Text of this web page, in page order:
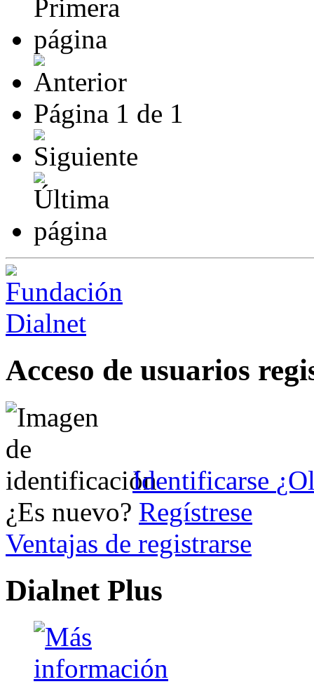
Página 1 de 1
Acceso de usuarios
Identificarse
¿Es nuevo? Regístrese
Ventajas de registrarse
Dialnet Plus